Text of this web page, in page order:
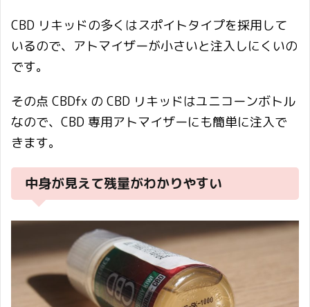
CBD リキッドの多くはスポイトタイプを採用して
いるので、アトマイザーが小さいと注入しにくいの
です。
その点 CBDfx の CBD リキッドはユニコーンボトル
なので、CBD 専用アトマイザーにも簡単に注入で
きます。
中身が見えて残量がわかりやすい